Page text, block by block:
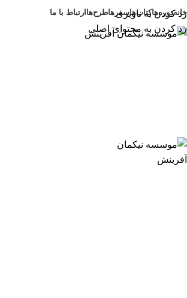
رد کردن به ناوبری
رد کردن به محتوای اصلی
خانهدوره‌هاکتاب‌هاسفرهاطرح‌ها ارتباط با ما